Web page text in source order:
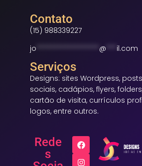
Contato
(15) 988339227
jo
@ il.com
Serviços
Designs: sites Wordpress,
sociais, cadápios, flyers,
cartão de visita, currículos
logos, entre outros.
Rede
s